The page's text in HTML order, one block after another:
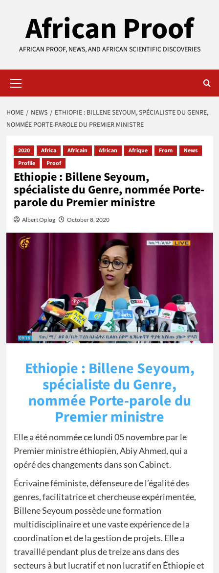
African Proof
AFRICAN PROOF, NEWS, AND AFRICAN SCIENTIFIC DISCOVERIES
Menu
HOME NEWS
ETHIOPIE : BILLENE SEYOUM, SPÉCIALISTE DU GENRE,
NOMMÉE PORTE-PAROLE DU PREMIER MINISTRE
2020 Africa Africain African Afrique From
News
Profile
Proof
Ethiopie : Billene Seyoum,
spécialiste du Genre, nommée Porte-
parole du Premier ministre
Albert Oplog October 8, 2020
Ethiopie : Billene Seyoum,
spécialiste du Genre,
nommée Porte-parole du
Premier ministre
Elle a été nommée ce lundi 05 novembre par le
Premier ministre éthiopien, Abiy Ahmed, qui a
opéré des changements dans son Cabinet.
Écrivaine féministe, défenseure de l’égalité des
genres, facilitatrice et chercheuse expérimentée,
Billene Seyoum possède une formation
multidisciplinaire et une vaste expérience de la
coordination et de la gestion de projets. Elle a
travaillé pendant plus de treize ans dans des
secteurs à but lucratif et non lucratif en Éthiopie et